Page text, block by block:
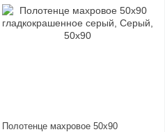
Полотенце махровое 50х90